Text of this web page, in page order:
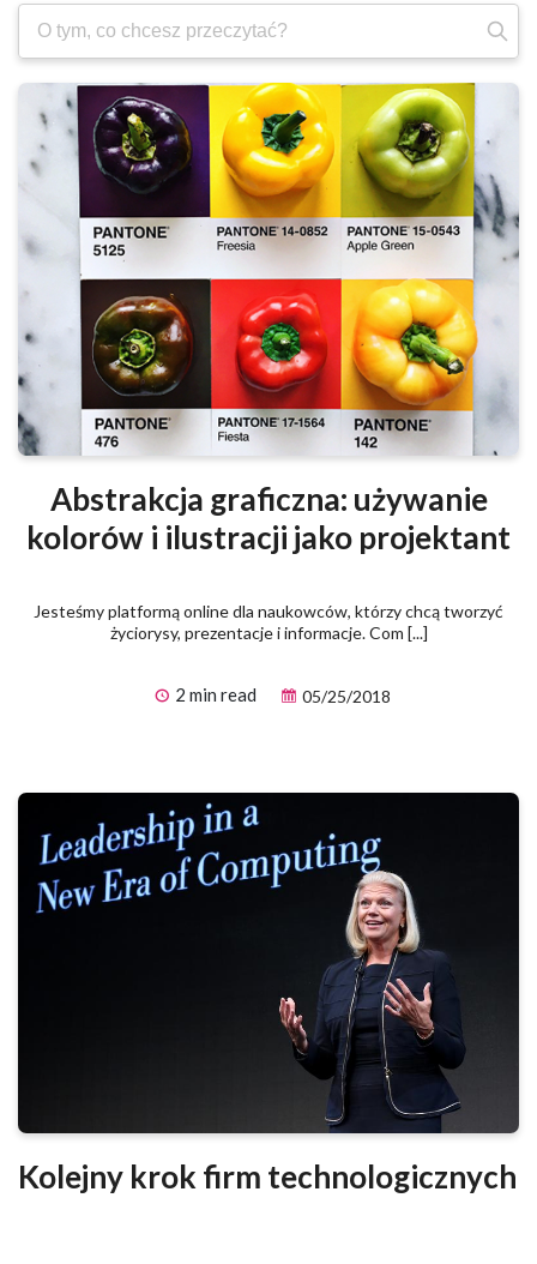
Wyszukaj:
Abstrakcja graficzna: używanie
kolorów i ilustracji jako projektant
Jesteśmy platformą online dla naukowców, którzy chcą tworzyć
życiorysy, prezentacje i informacje. Com [...]
2 min read 05/25/2018
Kolejny krok firm technologicznych